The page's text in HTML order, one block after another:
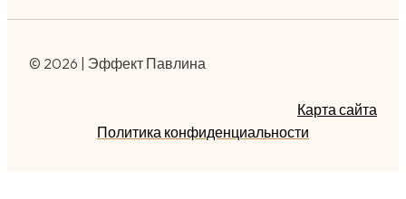
© 2026 | Эффект Павлина
Карта сайта
Политика конфиденциальности